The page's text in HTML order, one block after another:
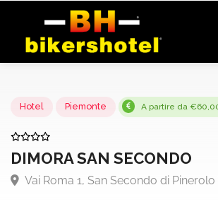
A partire da
DIMORA SAN SECONDO